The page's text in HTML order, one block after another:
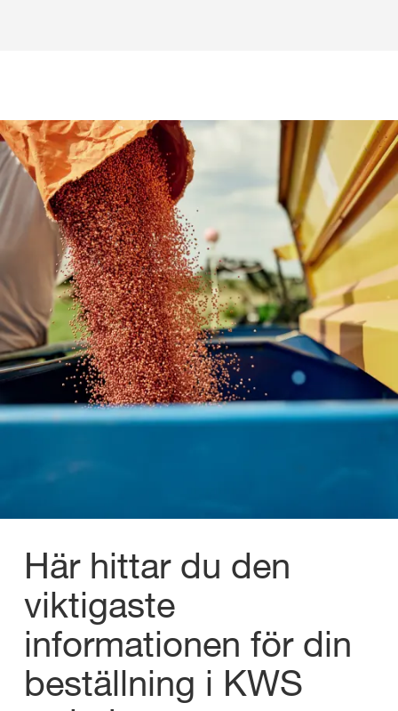
Här hittar du den
viktigaste
informationen för din
beställning i KWS